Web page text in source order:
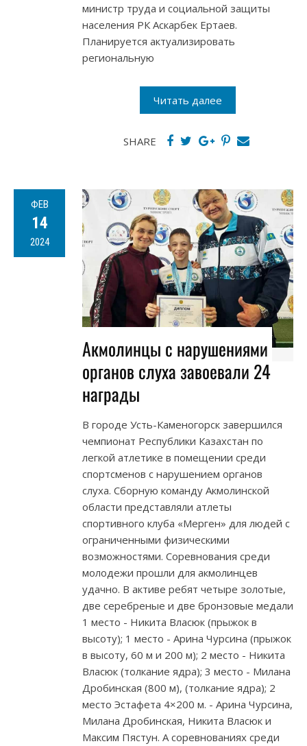
министр труда и социальной защиты
населения РК Аскарбек Ертаев.
Планируется актуализировать
региональную
Читать далее
SHARE
ФЕВ
14
2024
Акмолинцы с нарушениями
органов слуха завоевали 24
награды
В городе Усть-Каменогорск завершился
чемпионат Республики Казахстан по
легкой атлетике в помещении среди
спортсменов с нарушением органов
слуха. Сборную команду Акмолинской
области представляли атлеты
спортивного клуба «Мерген» для людей с
ограниченными физическими
возможностями. Соревнования среди
молодежи прошли для акмолинцев
удачно. В активе ребят четыре золотые,
две серебреные и две бронзовые медали
1 место - Никита Власюк (прыжок в
высоту); 1 место - Арина Чурсина (прыжок
в высоту, 60 м и 200 м); 2 место - Никита
Власюк (толкание ядра); 3 место - Милана
Дробинская (800 м), (толкание ядра); 2
место Эстафета 4×200 м. - Арина Чурсина,
Милана Дробинская, Никита Власюк и
Максим Пястун. А соревнованиях среди